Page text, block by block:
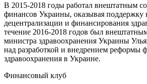
В 2015-2018 годы работал внештатным
финансов Украины, оказывая поддержку
децентрализации и финансирования
течение 2016-2018 годов был
министра здравоохранения Украины
над разработкой и внедрением реформы
здравоохранения в Украине.
Финансовый клуб